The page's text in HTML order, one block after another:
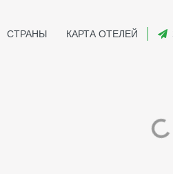
СТРАНЫ КАРТА ОТЕЛЕЙ